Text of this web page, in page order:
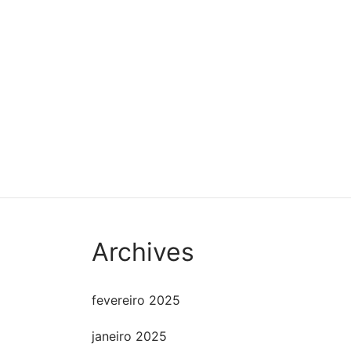
Archives
fevereiro 2025
janeiro 2025